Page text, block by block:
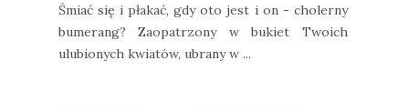
Śmiać się i płakać, gdy oto jest i on - cholerny
bumerang? Zaopatrzony w bukiet Twoich
ulubionych kwiatów, ubrany w ...